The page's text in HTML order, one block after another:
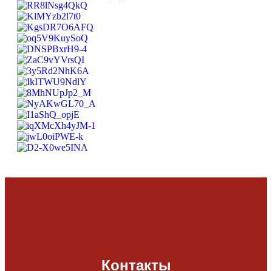
Контакты